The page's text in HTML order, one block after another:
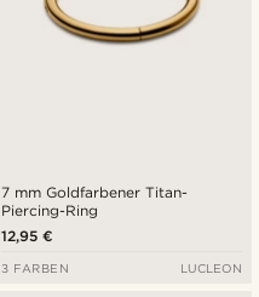
7 mm Goldfarbener Titan-
Piercing-Ring
12,95 €
3 FARBEN LUCLEON